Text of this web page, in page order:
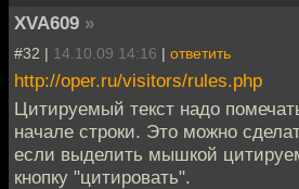
XVA609 »
#32 | 14.10.09 14:16 | ответить
http://oper.ru/visitors/rules.php
Цитируемый текст надо
начале строки. Это можно
если выделить мышкой
кнопку "цитировать".